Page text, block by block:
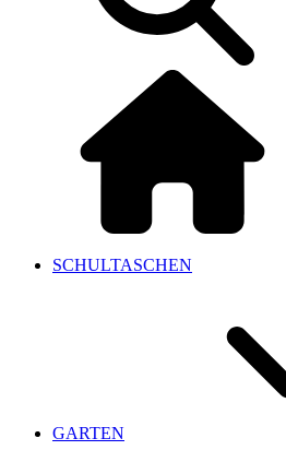
SCHULTASCHEN
GARTEN